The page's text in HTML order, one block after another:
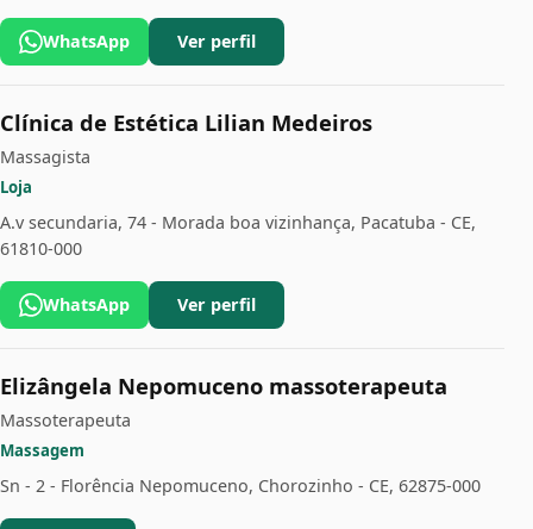
WhatsApp Ver perfil
Clínica de Estética Lilian Medeiros
Massagista
Loja
A.v secundaria, 74 - Morada boa vizinhança, Pacatuba - CE,
61810-000
WhatsApp Ver perfil
Elizângela Nepomuceno massoterapeuta
Massoterapeuta
Massagem
Sn - 2 - Florência Nepomuceno, Chorozinho - CE, 62875-000